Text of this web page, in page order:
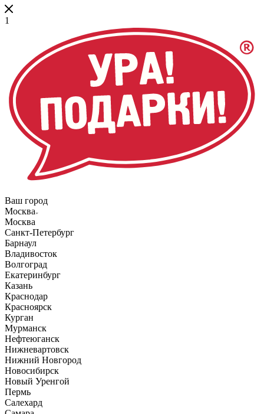
1
Ваш город
Москва
Москва
Санкт-Петербург
Барнаул
Владивосток
Волгоград
Екатеринбург
Казань
Краснодар
Красноярск
Курган
Мурманск
Нефтеюганск
Нижневартовск
Нижний Новгород
Новосибирск
Новый Уренгой
Пермь
Салехард